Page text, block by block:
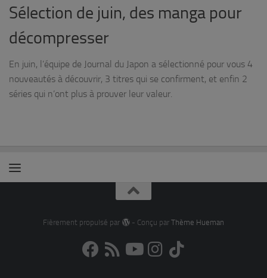
Sélection de juin, des manga pour
décompresser
En juin, l’équipe de Journal du Japon a sélectionné pour vous 4
nouveautés à découvrir, 3 titres qui se confirment, et enfin 2
séries qui n’ont plus à prouver leur valeur.
Fièrement propulsé par - Conçu par Thème Hueman